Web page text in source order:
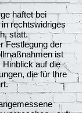
haftet bei
rechtswidriges
statt.
Festlegung der
ist
auf die
die für Ihre